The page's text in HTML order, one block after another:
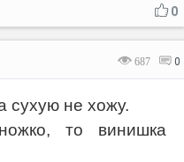
0
687 0
сухую не хожу.
то винишка